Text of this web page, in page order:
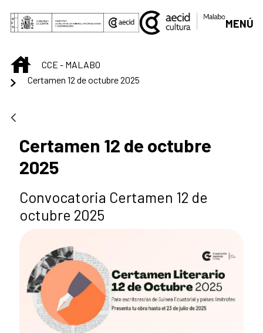
Saltar al contenido principal
MENÚ
INICIOCCE - MALABO
Certamen 12 de octubre 2025
Certamen 12 de octubre
2025
Convocatoria Certamen 12 de
octubre 2025